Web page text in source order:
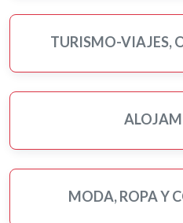
TURISMO-VIAJES,
MODA, ROPA Y